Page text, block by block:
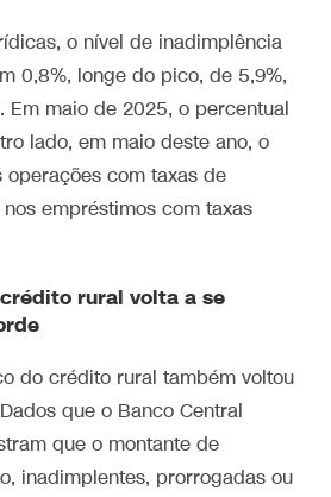
o nível de inadimplência
0,8%, longe do pico, de 5,9%,
Em maio de 2025, o percentual
lado, em maio deste ano, o
operações com taxas de
empréstimos com taxas
rural volta a se
do crédito rural também voltou
que o Banco Central
que o montante de
inadimplentes, prorrogadas ou